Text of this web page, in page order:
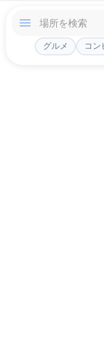
グルメ コン